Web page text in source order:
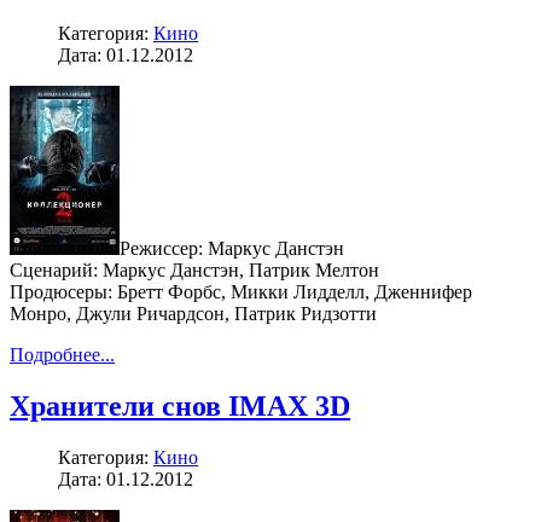
Категория: Кино
Дата: 01.12.2012
Режиссер: Маркус Данстэн
Сценарий: Маркус Данстэн, Патрик Мелтон
Продюсеры: Бретт Форбс, Микки Лидделл, Дженнифер
Монро, Джули Ричардсон, Патрик Ридзотти
Подробнее...
Хранители снов IMAX 3D
Категория: Кино
Дата: 01.12.2012